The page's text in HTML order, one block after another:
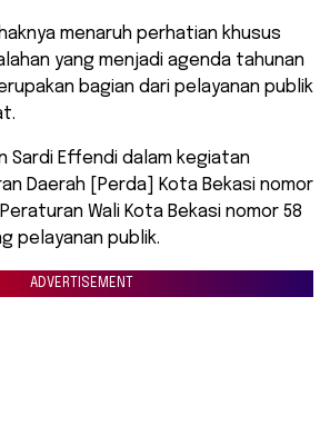
menaruh perhatian khusus
yang menjadi agenda tahunan
bagian dari pelayanan publik
Sardi Effendi dalam kegiatan
Daerah [Perda] Kota Bekasi nomor
Peraturan Wali Kota Bekasi nomor 58
pelayanan publik.
ADVERTISEMENT